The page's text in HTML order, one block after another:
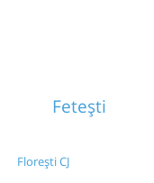
Fetești
Florești CJ